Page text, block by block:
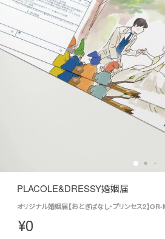
PLACOLE&DRESSY婚姻届
オリジナル婚姻届【おとぎばなし・プリンセス2】
¥0